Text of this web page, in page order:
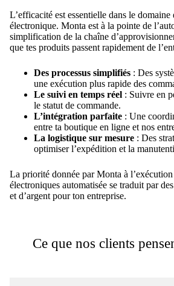
L’efficacité est essentielle dans le domaine
électronique. Monta est à la pointe de
simplification de la chaîne
que tes produits passent rapidement de
Des processus simplifiés : Des
une exécution plus rapide des
Le suivi en temps réel : Suivre en
le statut de commande.
L’intégration parfaite : Une
entre ta boutique en ligne et nos
La logistique sur mesure : Des
optimiser l’expédition et la
La priorité donnée par Monta à
électroniques automatisée se traduit par
et d’argent pour ton entreprise.
Ce que nos clients